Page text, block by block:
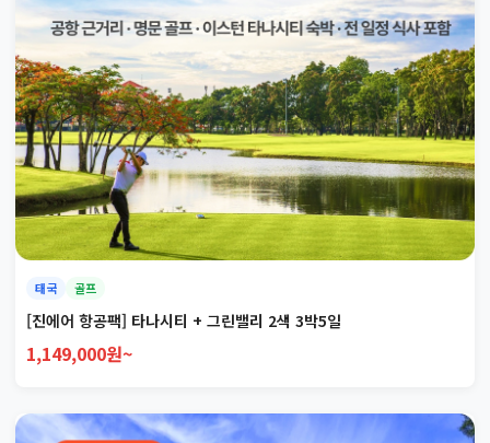
태국 골프
[진에어 항공팩] 타나시티 + 그린밸리 2색 3박5일
1,149,000원~